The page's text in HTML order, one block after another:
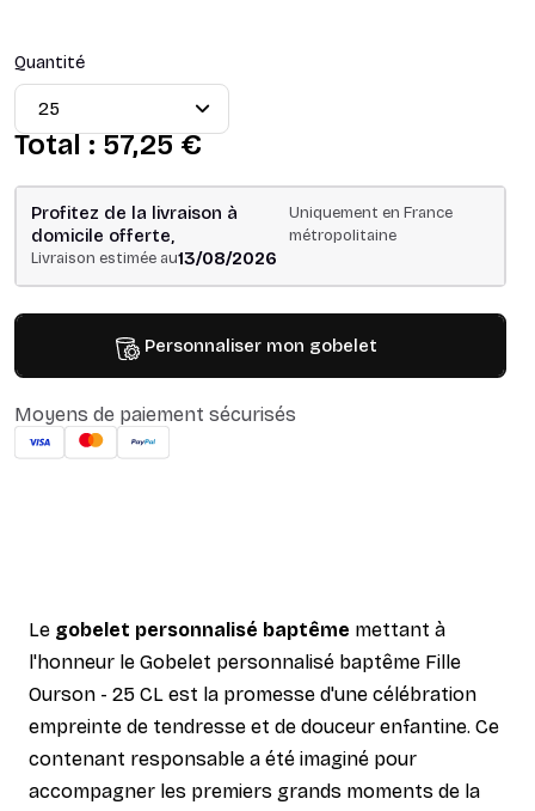
Quantité
Total : 57,25 €
Profitez de la livraison à
domicile offerte,
Uniquement en France
métropolitaine
Livraison estimée au13/08/2026
Personnaliser mon gobelet
Moyens de paiement sécurisés
Le gobelet personnalisé baptême mettant à
l'honneur le Gobelet personnalisé baptême Fille
Ourson - 25 CL est la promesse d'une célébration
empreinte de tendresse et de douceur enfantine. Ce
contenant responsable a été imaginé pour
accompagner les premiers grands moments de la